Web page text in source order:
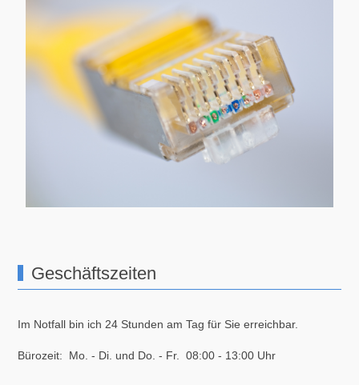
Geschäftszeiten
Im Notfall bin ich 24 Stunden am Tag für Sie erreichbar.
Bürozeit: Mo. - Di. und Do. - Fr. 08:00 - 13:00 Uhr